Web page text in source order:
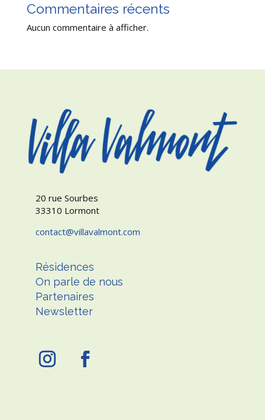
Commentaires récents
Aucun commentaire à afficher.
20 rue Sourbes
33310 Lormont
contact
villavalmont.com
Résidences
On parle de nous
Partenaires
Newsletter